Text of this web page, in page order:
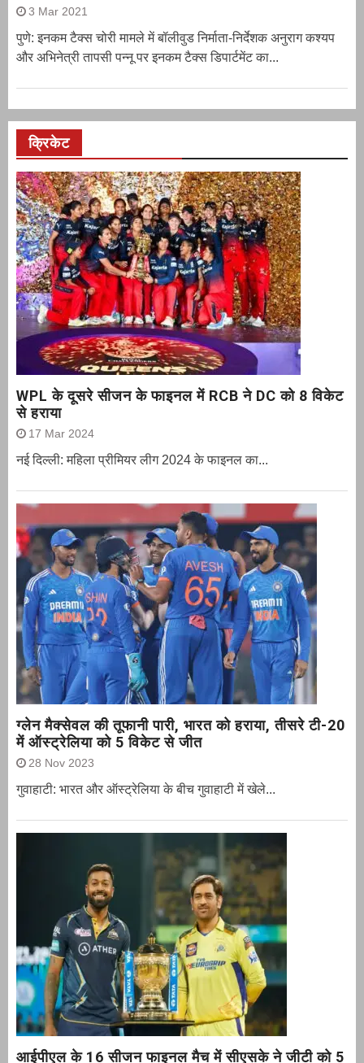
3 Mar 2021
पुणे: इनकम टैक्स चोरी मामले में बॉलीवुड निर्माता-निर्देशक अनुराग कश्यप
और अभिनेत्री तापसी पन्नू पर इनकम टैक्स डिपार्टमेंट का...
क्रिकेट
WPL के दूसरे सीजन के फाइनल में RCB ने DC को 8 विकेट
से हराया
17 Mar 2024
नई दिल्ली: महिला प्रीमियर लीग 2024 के फाइनल का...
ग्‍लेन मैक्‍सेवल की तूफानी पारी, भारत को हराया, तीसरे टी-20
में ऑस्ट्रेलिया को 5 विकेट से जीत
28 Nov 2023
गुवाहाटी: भारत और ऑस्‍ट्रेलिया के बीच गुवाहाटी में खेले...
आईपीएल के 16 सीजन फाइनल मैच में सीएसके ने जीटी को 5